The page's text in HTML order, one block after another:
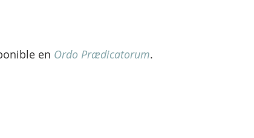
en Ordo Prædicatorum.